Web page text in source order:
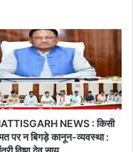
NEWS : किसी
पर न बिगड़े कानून-व्यवस्था :